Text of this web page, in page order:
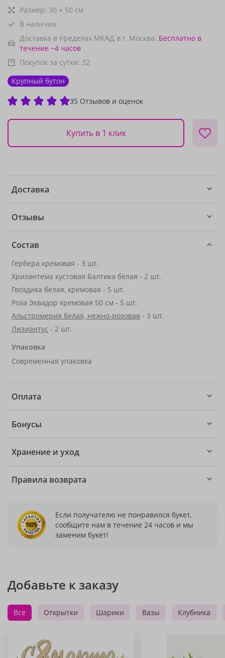
Размер: 30 × 50 см
В наличии
Доставка в пределах МКАД в г. Москва: Бесплатно в
течение ~4 часов
Покупок за сутки: 32
Крупный бутон
35 Отзывов и оценок
Купить в 1 клик
Доставка
Отзывы
Состав
Гербера кремовая - 3 шт.
Хризантема кустовая Балтика белая - 2 шт.
Гвоздика белая, кремовая - 5 шт.
Роза Эквадор кремовая 50 см - 5 шт.
Альстромерия белая, нежно-розовая - 3 шт.
Лизиантус - 2 шт.
Упаковка
Современная упаковка
Оплата
Бонусы
Хранение и уход
Правила возврата
Если получателю не понравился букет,
сообщите нам в течение 24 часов и мы
заменим букет!
Добавьте к заказу
Все Открытки Шарики Вазы Клубника